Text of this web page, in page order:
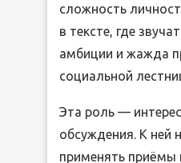
сложность
в тексте, где
амбиции и жажда
социальной
Эта роль —
обсуждения. К ней
применять приёмы